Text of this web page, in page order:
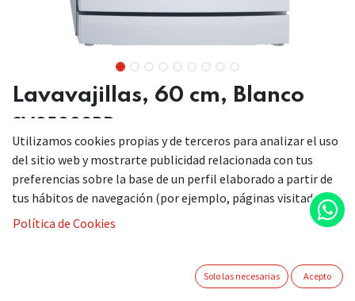
Lavavajillas, 60 cm, Blanco
La comodidad convertida en lavavajillas, con todos los
programas y funciones necesarios para un resultado perfecto
en tu vajilla.
Motor ExtraSilencio, minimiza el ruido y alarga su vida
Utilizamos cookies propias y de terceros para analizar el uso
del sitio web y mostrarte publicidad relacionada con tus
preferencias sobre la base de un perfil elaborado a partir de
tus hábitos de navegación (por ejemplo, páginas visitadas).
Política de Cookies
Solo las necesarias Acepto